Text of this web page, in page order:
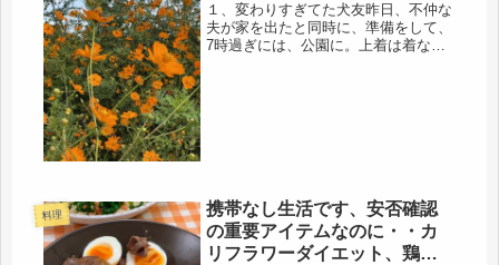
１、変わりすぎてた犬友昨日、不仲な
夫が家を出たと同時に、準備をして、
7時過ぎには、公園に。上着は着ない
料理
携帯なし生活です、安否確認
の重要アイテムなのに・・カ
リフラワーダイエット、鶏の